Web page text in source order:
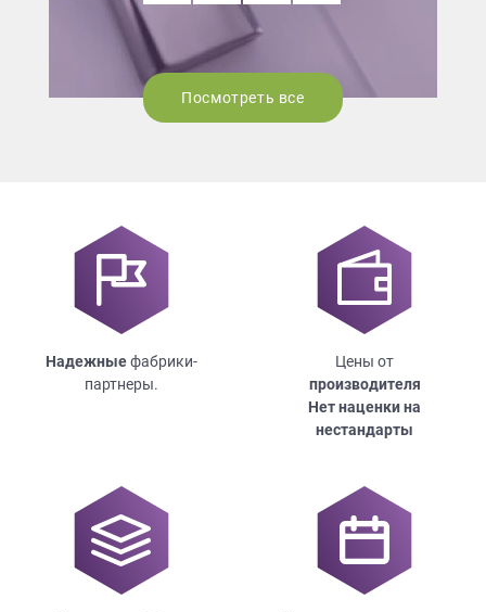
Посмотреть все
Надежныефабрики-
партнеры.
Цены от
производителя
Нет наценки на
нестандарты